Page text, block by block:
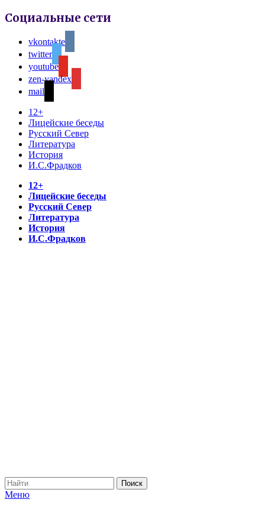
Социальные сети
vkontakte
twitter
youtube
zen-yandex
mail
12+
Лицейские беседы
Русский Север
Литература
История
И.С.Фрадков
12+
Лицейские беседы
Русский Север
Литература
История
И.С.Фрадков
Меню